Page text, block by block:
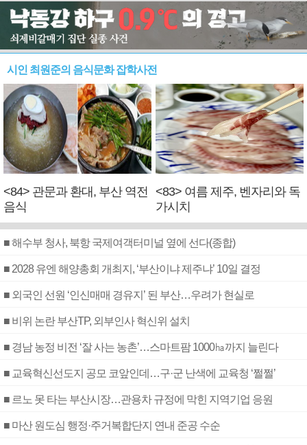
시인 최원준의 음식문화 잡학사전
<84> 관문과 환대, 부산 역전
음식
<83> 여름 제주, 벤자리와 독
가시치
■ 해수부 청사, 북항 국제여객터미널 옆에 선다(종합)
■ 2028 유엔 해양총회 개최지, ‘부산이냐 제주냐’ 10일 결정
■ 외국인 선원 ‘인신매매 경유지’ 된 부산…우려가 현실로
■ 비위 논란 부산TP, 외부인사 혁신위 설치
■ 경남 농정 비전 ‘잘 사는 농촌’…스마트팜 1000㏊까지 늘린다
■ 교육혁신선도지 공모 코앞인데…구·군 난색에 교육청 ‘쩔쩔’
■ 르노 못 타는 부산시장…관용차 규정에 막힌 지역기업 응원
■ 마산 원도심 행정·주거복합단지 연내 준공 수순